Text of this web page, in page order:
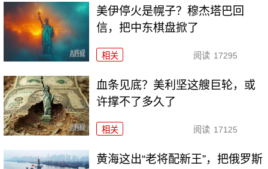
美伊停火是幌子？穆杰塔巴回
信，把中东棋盘掀了
相关 阅读 17295
血条见底？美利坚这艘巨轮，或
许撑不了多久了
相关 阅读 17125
黄海这出“老将配新王”，把俄罗斯